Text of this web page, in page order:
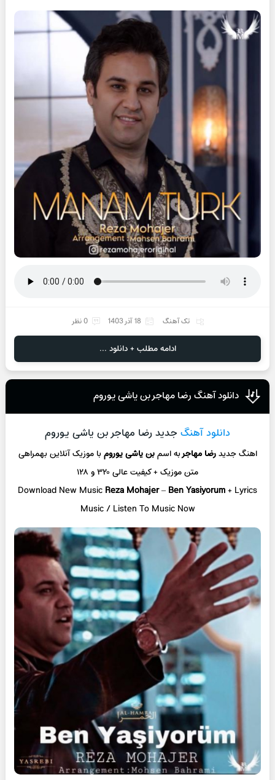
تک آهنگ 18 آذر 1403 0 نظر
ادامه مطلب + دانلود ...
دانلود آهنگ رضا مهاجر بن یاشی یوروم
دانلود آهنگ جدید رضا مهاجر بن یاشی یوروم
اهنگ جدیدرضا مهاجربه اسمبن یاشی یورومبا موزیک آنلاینبهمراهی
متن موزیک + کیفیت عالی ۳۲۰ و ۱۲۸
Download New Music Reza Mohajer– Ben Yasiyorum+ Lyrics
Music / Listen To Music Now